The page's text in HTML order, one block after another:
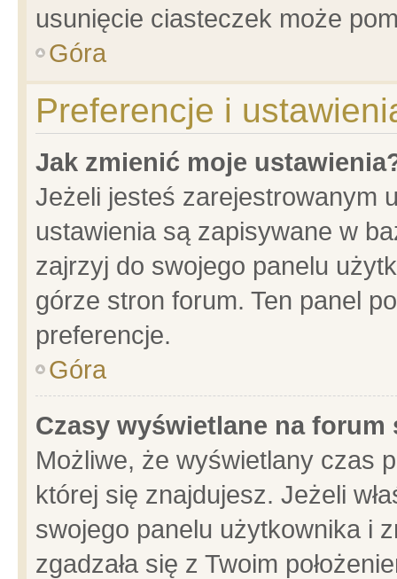
usunięcie ciasteczek może
Góra
Preferencje i
Jak zmienić moje
Jeżeli jesteś zarejestrowanym
ustawienia są zapisywane w
zajrzyj do swojego panelu
górze stron forum. Ten panel
preferencje.
Góra
Czasy wyświetlane na forum
Możliwe, że wyświetlany czas
której się znajdujesz. Jeżeli
swojego panelu użytkownika i
zgadzała się z Twoim